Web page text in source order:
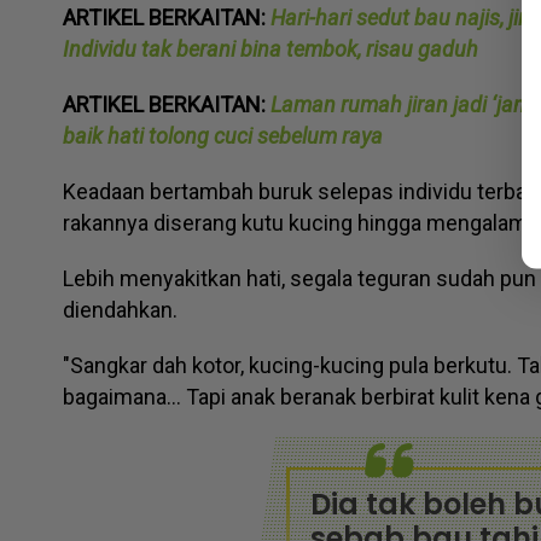
ARTIKEL BERKAITAN:Hari-hari sedut bau najis,
Individu tak berani bina tembok, risau gaduh
ARTIKEL BERKAITAN:Laman rumah jiran jadi
baik hati tolong cuci sebelum raya
Keadaan bertambah buruk selepas individu
rakannya diserang kutu kucing hingga mengalami
Lebih menyakitkan hati, segala teguran sudah
diendahkan.
"Sangkar dah kotor, kucing-kucing pula berkutu.
bagaimana... Tapi anak beranak berbirat kulit
Dia tak boleh